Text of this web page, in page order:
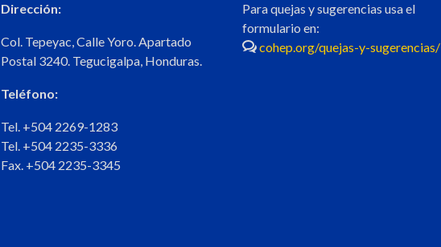
Dirección:
Col. Tepeyac, Calle Yoro. Apartado
Postal 3240. Tegucigalpa, Honduras.
Teléfono:
Tel. +504 2269-1283
Tel. +504 2235-3336
Fax. +504 2235-3345
Para quejas y sugerencias usa el
formulario en:
cohep.org/quejas-y-sugerencias/